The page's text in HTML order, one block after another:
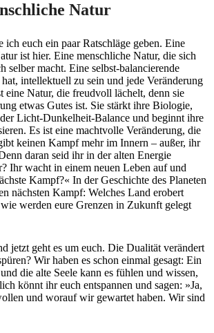
Natur
ich euch ein paar Ratschläge geben. Eine
ist hier. Eine menschliche Natur, die sich
selber macht. Eine selbst-balancierende
intellektuell zu sein und jede Veränderung
eine Natur, die freudvoll lächelt, denn sie
etwas Gutes ist. Sie stärkt ihre Biologie,
Licht-Dunkelheit-Balance und beginnt ihre
Es ist eine machtvolle Veränderung, die
keinen Kampf mehr im Innern – außer, ihr
daran seid ihr in der alten Energie
Ihr wacht in einem neuen Leben auf und
Kampf?« In der Geschichte des Planeten
nächsten Kampf: Welches Land erobert
werden eure Grenzen in Zukunft gelegt
jetzt geht es um euch. Die Dualität verändert
Wir haben es schon einmal gesagt: Ein
die alte Seele kann es fühlen und wissen,
könnt ihr euch entspannen und sagen: »Ja,
und worauf wir gewartet haben. Wir sind